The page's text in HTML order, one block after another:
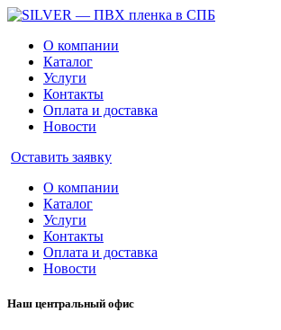
О компании
Каталог
Услуги
Контакты
Оплата и доставка
Новости
Оставить заявку
О компании
Каталог
Услуги
Контакты
Оплата и доставка
Новости
Наш центральный офис